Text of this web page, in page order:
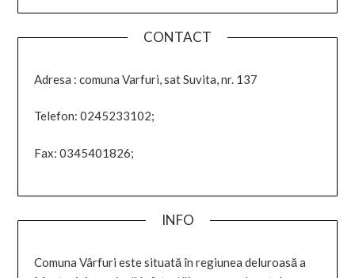
CONTACT
Adresa : comuna Varfuri, sat Suvita, nr. 137
Telefon: 0245233102;
Fax: 0345401826;
INFO
Comuna Vârfuri este situată în regiunea deluroasă a